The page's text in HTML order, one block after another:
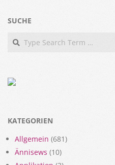
SUCHE
Search
KATEGORIEN
Allgemein (681)
Ännisews (10)